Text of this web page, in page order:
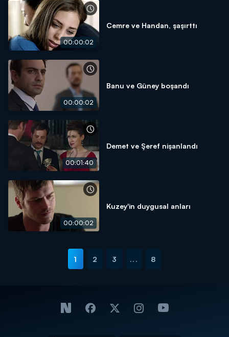
00:00:02
Cemre ve Handan, şaşırttı
00:00:02
Banu ve Güney boşandı
00:01:40
Demet ve Şeref nişanlandı
00:00:02
Kuzey'in duygusal anları
1 2 3 ... 8